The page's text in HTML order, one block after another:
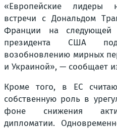
«Европейские лидеры
встречи с Дональдом
Франции на следующей
президента США
возобновлению мирных
и Украиной», — сообщает
Кроме того, в ЕС
собственную роль в
фоне снижения
дипломатии.